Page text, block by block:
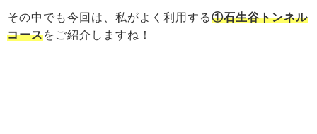
その中でも今回は、私がよく利用する①石生谷トンネル
コースをご紹介しますね！